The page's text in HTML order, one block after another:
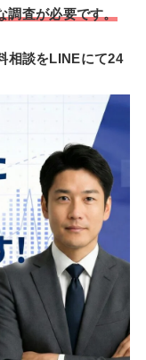
調査が必要です。
相談をLINEにて24